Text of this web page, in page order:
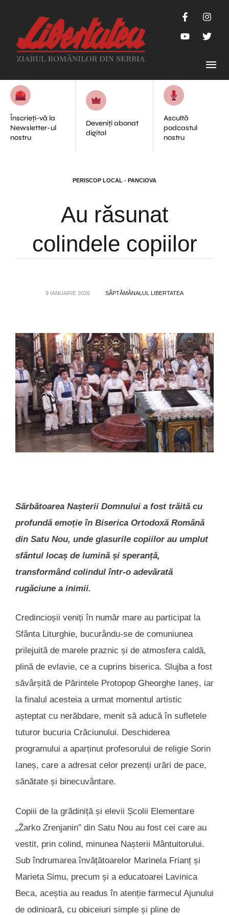
Înscrieți-vă la
Newsletter-ul
nostru
Deveniți abonat
digital
Ascultă
podcastul
nostru
PERISCOP LOCAL - PANCIOVA
Au răsunat
colindele copiilor
9 IANUARIE 2026 SĂPTĂMÂNALUL LIBERTATEA
Sărbătoarea Nașterii Domnului a fost trăită cu
profundă emoție în Biserica Ortodoxă Română
din Satu Nou, unde glasurile copiilor au umplut
sfântul locaș de lumină și speranță,
transformând colindul într-o adevărată
rugăciune a inimii.
Credincioșii veniți în număr mare au participat la
Sfânta Liturghie, bucurându-se de comuniunea
prilejuită de marele praznic și de atmosfera caldă,
plină de evlavie, ce a cuprins biserica. Slujba a fost
săvârșită de Părintele Protopop Gheorghe Ianeș, iar
la finalul acesteia a urmat momentul artistic
așteptat cu nerăbdare, menit să aducă în sufletele
tuturor bucuria Crăciunului. Deschiderea
programului a aparținut profesorului de religie Sorin
Ianeș, care a adresat celor prezenți urări de pace,
sănătate și binecuvântare.
Copiii de la grădiniță și elevii Școlii Elementare
„Žarko Zrenjanin” din Satu Nou au fost cei care au
vestit, prin colind, minunea Nașterii Mântuitorului.
Sub îndrumarea învățătoarelor Marinela Frianț și
Marieta Simu, precum și a educatoarei Lavinica
Beca, aceștia au readus în atenție farmecul Ajunului
de odinioară, cu obiceiuri simple și pline de